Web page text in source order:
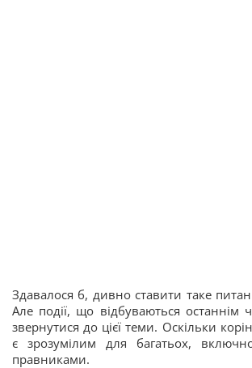
Здавалося б, дивно ставити таке
Але події, що відбуваються останнім
звернутися до цієї теми. Оскільки
є зрозумілим для багатьох,
правниками.